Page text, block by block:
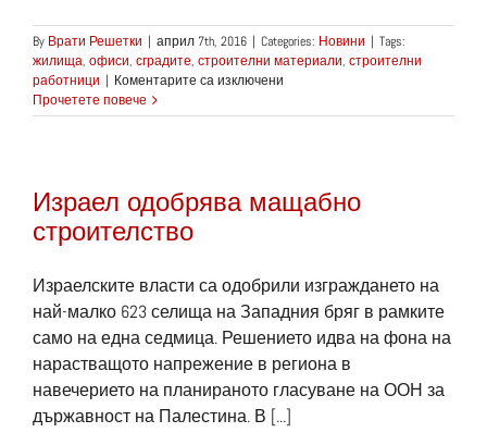
By Врати Решетки | април 7th, 2016 | Categories: Новини | Tags:
жилища, офиси, сградите, строителни материали, строителни
работници | Коментарите са изключени
работници
Прочетете повече
Израел одобрява мащабно
строителство
Израелските власти са одобрили изграждането на
най-малко 623 селища на Западния бряг в рамките
само на една седмица. Решението идва на фона на
нарастващото напрежение в региона в
навечерието на планираното гласуване на ООН за
държавност на Палестина. В [...]